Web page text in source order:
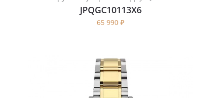
JPQGC10113X6
65 990 ₽